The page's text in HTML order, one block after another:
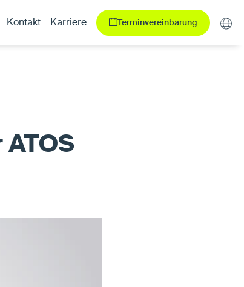
Kontakt Karriere Terminvereinbarung